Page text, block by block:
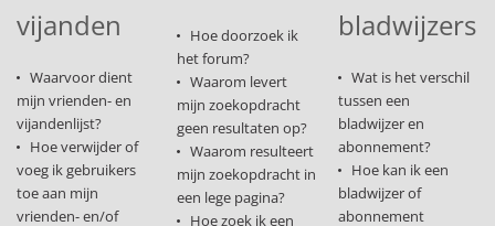
vijanden
Waarvoor dient
mijn vrienden- en
vijandenlijst?
Hoe verwijder of
voeg ik gebruikers
toe aan mijn
vrienden- en/of
Hoe doorzoek ik
het forum?
Waarom levert
mijn zoekopdracht
geen resultaten op?
Waarom resulteert
mijn zoekopdracht in
een lege pagina?
Hoe zoek ik een
bladwijzers
Wat is het verschil
tussen een
bladwijzer en
abonnement?
Hoe kan ik een
bladwijzer of
abonnement